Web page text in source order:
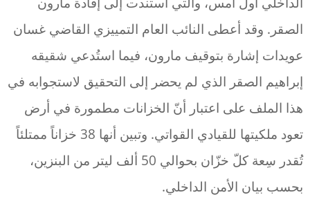
الصقر. وقد أعطى النائب العام التمييزي القاضي غسان
عويدات إشارة بتوقيف مارون، فيما استُدعي شقيقه
إبراهيم الصقر الذي لم يحضر إلى التحقيق لاستجوابه في
هذا الملف على اعتبار أنّ الخزانات مطمورة في أرض
تعود ملكيتها للقيادي القواتي. وتبين أنها 38 خزاناً ممتلئاً
تُقدر سِعة كلّ خزّان بحوالي 50 ألف ليتر من البنزين،
بحسب بيان الأمن الداخلي.